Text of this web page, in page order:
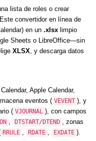
lista de roles o crear
convertidor en línea de
en un .xlsx limpio
Sheets o LibreOffice—sin
XLSX, y descarga datos
Apple Calendar,
eventos ( VEVENT ), y
( VJOURNAL ), con campos
, DTSTART/DTEND , zonas
RRULE , RDATE , EXDATE ).